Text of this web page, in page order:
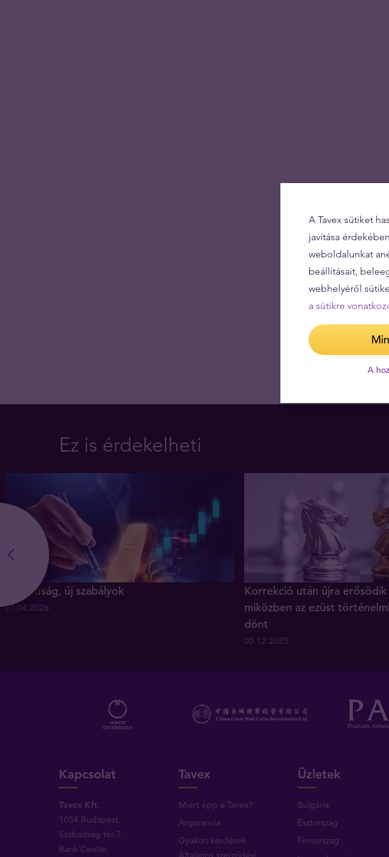
Ez is érdekelheti
Új hatóság, új szabályok
21.04.2026
Korrekció után újra erősödik
miközben az ezüst
dönt
05.12.2025
Kapcsolat
Tavex Kft.
1054 Budapest,
Szabadság tér 7.
Bank Center,
Tavex
Miért épp a Tavex?
Árgarancia
Gyakori kérdések
Üzletek
Bulgária
Észtország
Finnország
A Tavex sütiket
javítása
weboldalunkat
beállításait,
webhelyéről
a sütikre
A